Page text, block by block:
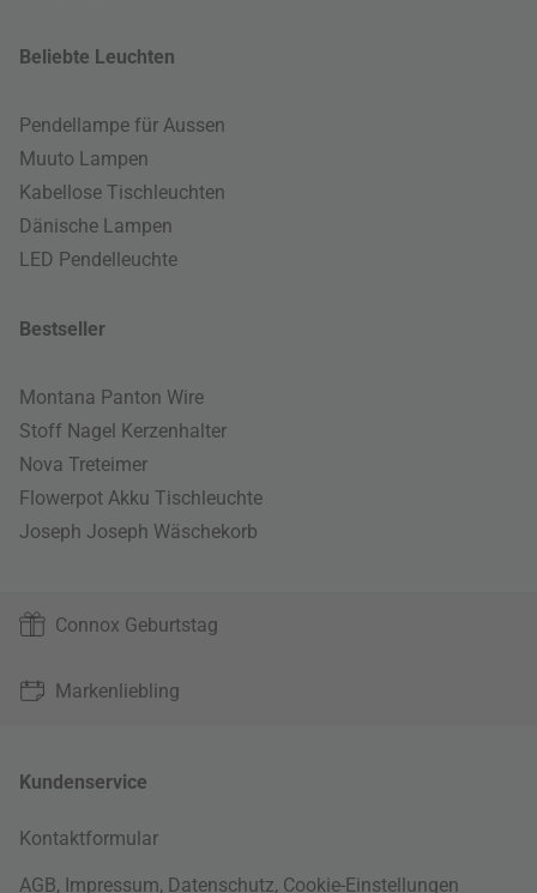
Beliebte Leuchten
Pendellampe für Aussen
Muuto Lampen
Kabellose Tischleuchten
Dänische Lampen
LED Pendelleuchte
Bestseller
Montana Panton Wire
Stoff Nagel Kerzenhalter
Nova Treteimer
Flowerpot Akku Tischleuchte
Joseph Joseph Wäschekorb
Connox Geburtstag
Markenliebling
Kundenservice
Kontaktformular
AGB, Impressum, Datenschutz, Cookie-Einstellungen